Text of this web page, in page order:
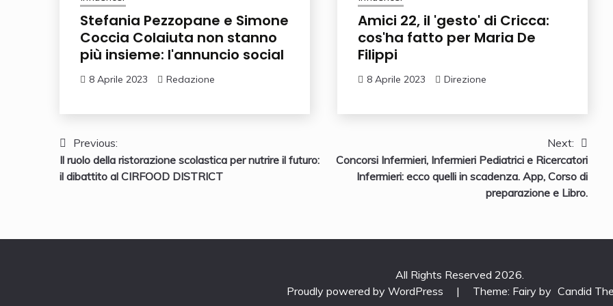
Stefania Pezzopane e Simone
Coccia Colaiuta non stanno
più insieme: l'annuncio social
8 Aprile 2023 Redazione
Amici 22, il 'gesto' di Cricca:
cos'ha fatto per Maria De
Filippi
8 Aprile 2023 Direzione
Navigazione
articoli
Previous:
Il ruolo della ristorazione scolastica per nutrire il futuro:
il dibattito al CIRFOOD DISTRICT
Next:
Concorsi Infermieri, Infermieri Pediatrici e Ricercatori
Infermieri: ecco quelli in scadenza. App, Corso di
preparazione e Libro.
All Rights Reserved 2026.
Proudly powered by WordPress
| Theme: Fairy by Candid